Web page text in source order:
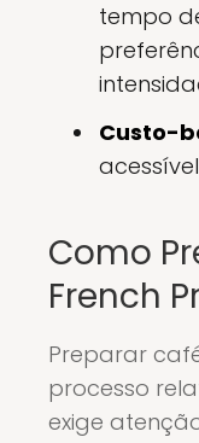
tempo
Custo-
Como
French
Preparar
processo
exige